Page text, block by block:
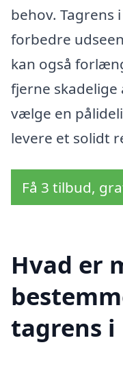
behov. Tagrens
forbedre
kan også
fjerne skadelige
vælge en
levere et solidt
Få 3 tilbud,
Hvad er
tagrens i